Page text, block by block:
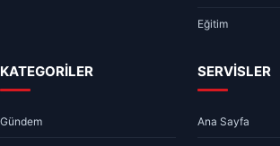
Eğitim
KATEGORİLER
Gündem
SERVİSLER
Ana Sayfa